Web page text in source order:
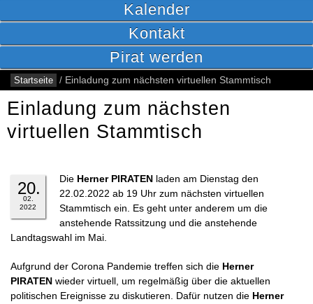
Kalender
Kontakt
Pirat werden
Startseite / Einladung zum nächsten virtuellen Stammtisch
Einladung zum nächsten
virtuellen Stammtisch
20.
02.
2022
Die Herner PIRATEN laden am Dienstag den
22.02.2022 ab 19 Uhr zum nächsten virtuellen
Stammtisch ein. Es geht unter anderem um die
anstehende Ratssitzung und die anstehende
Landtagswahl im Mai.
Aufgrund der Corona Pandemie treffen sich die Herner
PIRATEN wieder virtuell, um regelmäßig über die aktuellen
politischen Ereignisse zu diskutieren. Dafür nutzen die Herner